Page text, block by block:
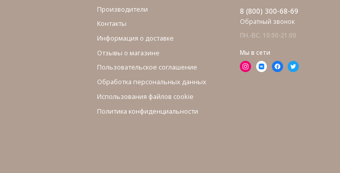
Производители
Контакты
Информация о доставке
Отзывы о магазине
Пользовательское соглашение
Обработка персональных данных
Использования файлов cookie
Политика конфиденциальности
8 (800) 300-68-69
Обратный звонок
ПН.-ВС. 10:00-21:00
Мы в сети